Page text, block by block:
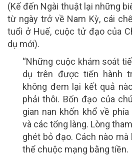
(Kế đến Ngài thuật lại những
từ ngày trở về Nam Kỳ, cái
tuổi ở Huế, cuộc tử đạo của
dụ mới).
“Những cuộc khám soát
dụ trên được tiến hành
không đem lại kết quả
phải thôi. Bổn đạo của
gian nan khốn khổ về
và các tổng làng. Lòng
ghét bỏ đạo. Cách nào
thể chuộc mạng bằng tiền.